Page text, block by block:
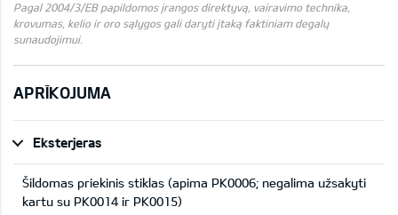
Pagal 2004/3/EB papildomos įrangos direktyvą, vairavimo technika,
krovumas, kelio ir oro sąlygos gali daryti įtaką faktiniam degalų
sunaudojimui.
APRĪKOJUMA
Eksterjeras
Šildomas priekinis stiklas (apima PK0006; negalima užsakyti
kartu su PK0014 ir PK0015)